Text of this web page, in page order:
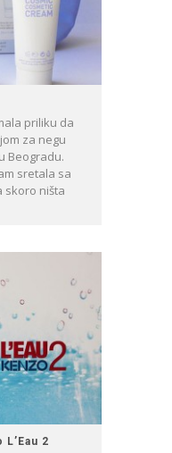
priliku da
za negu
Beogradu.
sretala sa
skoro ništa
2